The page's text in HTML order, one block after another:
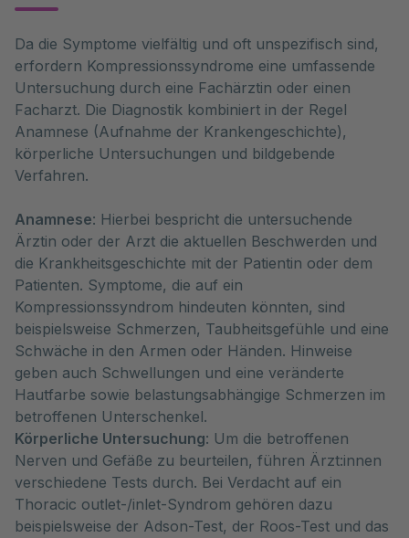
Da die Symptome vielfältig und oft unspezifisch sind,
erfordern Kompressionssyndrome eine umfassende
Untersuchung durch eine Fachärztin oder einen
Facharzt. Die Diagnostik kombiniert in der Regel
Anamnese (Aufnahme der Krankengeschichte),
körperliche Untersuchungen und bildgebende
Verfahren.
Anamnese: Hierbei bespricht die untersuchende
Ärztin oder der Arzt die aktuellen Beschwerden und
die Krankheitsgeschichte mit der Patientin oder dem
Patienten. Symptome, die auf ein
Kompressionssyndrom hindeuten könnten, sind
beispielsweise Schmerzen, Taubheitsgefühle und eine
Schwäche in den Armen oder Händen. Hinweise
geben auch Schwellungen und eine veränderte
Hautfarbe sowie belastungsabhängige Schmerzen im
betroffenen Unterschenkel.
Körperliche Untersuchung: Um die betroffenen
Nerven und Gefäße zu beurteilen, führen Ärzt:innen
verschiedene Tests durch. Bei Verdacht auf ein
Thoracic outlet-/inlet-Syndrom gehören dazu
beispielsweise der Adson-Test, der Roos-Test und das